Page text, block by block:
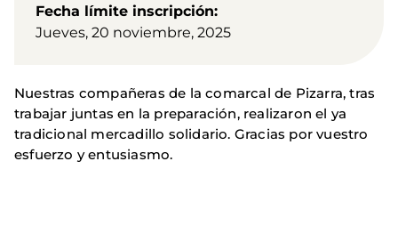
Fecha límite inscripción
Jueves, 20 noviembre, 2025
Nuestras compañeras de la comarcal de Pizarra, tras
trabajar juntas en la preparación, realizaron el ya
tradicional mercadillo solidario. Gracias por vuestro
esfuerzo y entusiasmo.